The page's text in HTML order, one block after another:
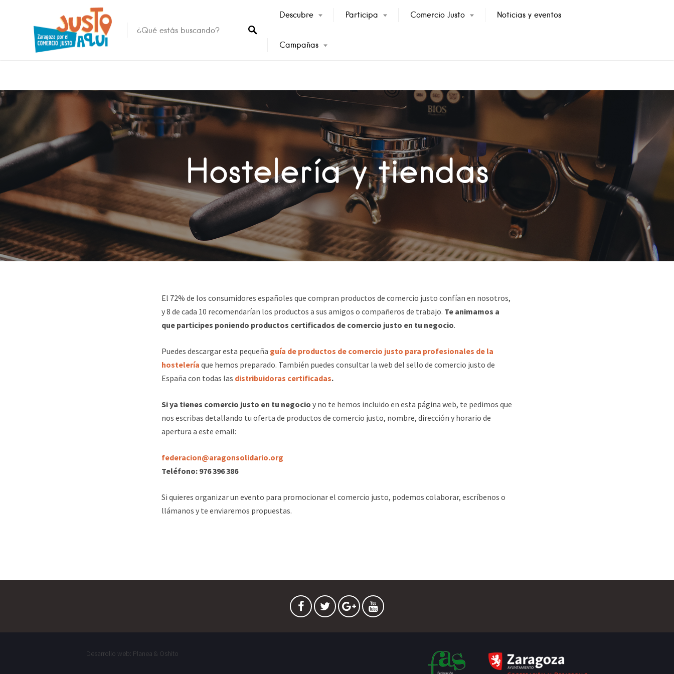
Casco Histórico
Centro Zaragoza
El Rabal
Universidad
Delicias Zaragoza
San José Zaragoza
Actur Zaragoza
La Almozara
Santa Isabel Zaragoza
Barrios rurales Zaragoza
Descubre Participa Comercio Justo Noticias y eventos
Campañas
Hostelería y tiendas
El 72% de los consumidores españoles que compran productos de comercio justo confían en nosotros,
y 8 de cada 10 recomendarían los productos a sus amigos o compañeros de trabajo. Te animamos a
que participes poniendo productos certificados de comercio justo en tu negocio.
Puedes descargar esta pequeña guía de productos de comercio justo para profesionales de la
hostelería que hemos preparado. También puedes consultar la web del sello de comercio justo de
España con todas las distribuidoras certificadas.
Si ya tienes comercio justo en tu negocio y no te hemos incluido en esta página web, te pedimos que
nos escribas detallando tu oferta de productos de comercio justo, nombre, dirección y horario de
apertura a este email:
federacion@aragonsolidario.org
Teléfono: 976 396 386
Si quieres organizar un evento para promocionar el comercio justo, podemos colaborar, escríbenos o
llámanos y te enviaremos propuestas.
Desarrollo web: Planea & Oshito